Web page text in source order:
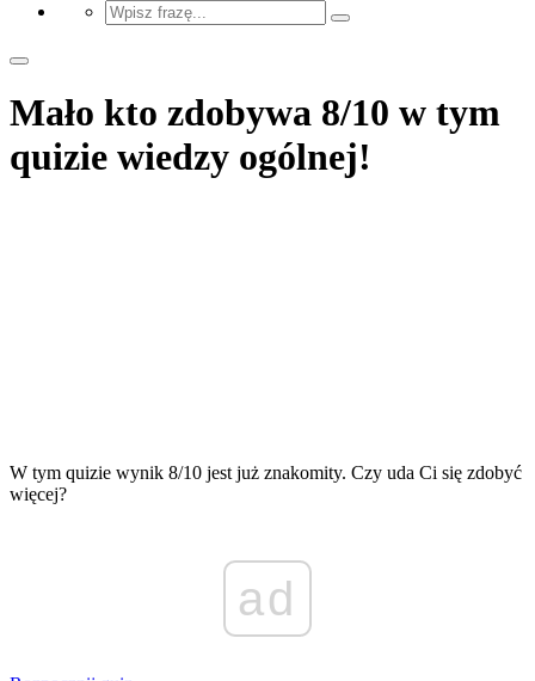
Mało kto zdobywa 8/10 w tym
quizie wiedzy ogólnej!
W tym quizie wynik 8/10 jest już znakomity. Czy uda Ci się zdobyć
więcej?
ad